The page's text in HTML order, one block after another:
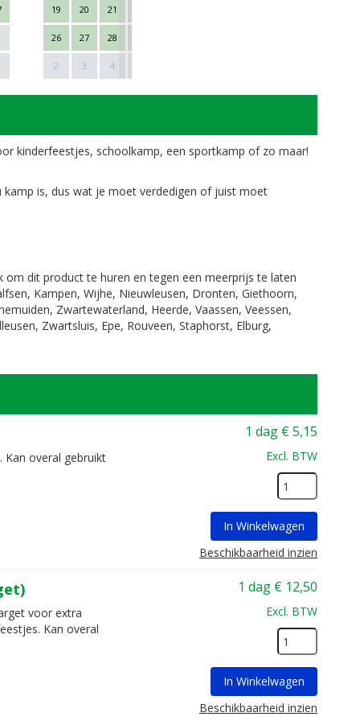
19 20 21
26 27 28
2 3 4
Next
kinderfeestjes, schoolkamp, een sportkamp of zo maar!
is, dus wat je moet verdedigen of juist moet
dit product te huren en tegen een meerprijs te laten
Kampen, Wijhe, Nieuwleusen, Dronten, Giethoorn,
Zwartewaterland, Heerde, Vaassen, Veessen,
Zwartsluis, Epe, Rouveen, Staphorst, Elburg,
1 dag €5,15
Excl. BTW
In Winkelwagen
Beschikbaarheid inzien
Kan overal gebruikt
1 dag € 12,50
Excl. BTW
In Winkelwagen
Beschikbaarheid inzien
voor extra
Kan overal